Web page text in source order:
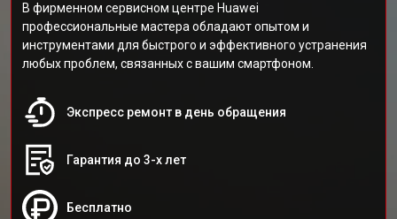
В фирменном сервисном центре Huawei
профессиональные мастера обладают опытом и
инструментами для быстрого и эффективного устранения
любых проблем, связанных с вашим смартфоном.
Экспресс ремонт в день обращения
Гарантия до 3-х лет
Бесплатно